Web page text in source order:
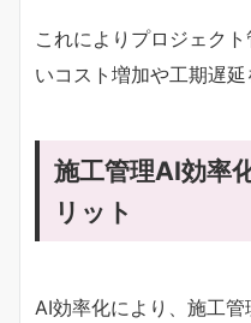
これによりプロジェク
いコスト増加や工期遅延
施工管理AI効率
リット
AI効率化により、施工